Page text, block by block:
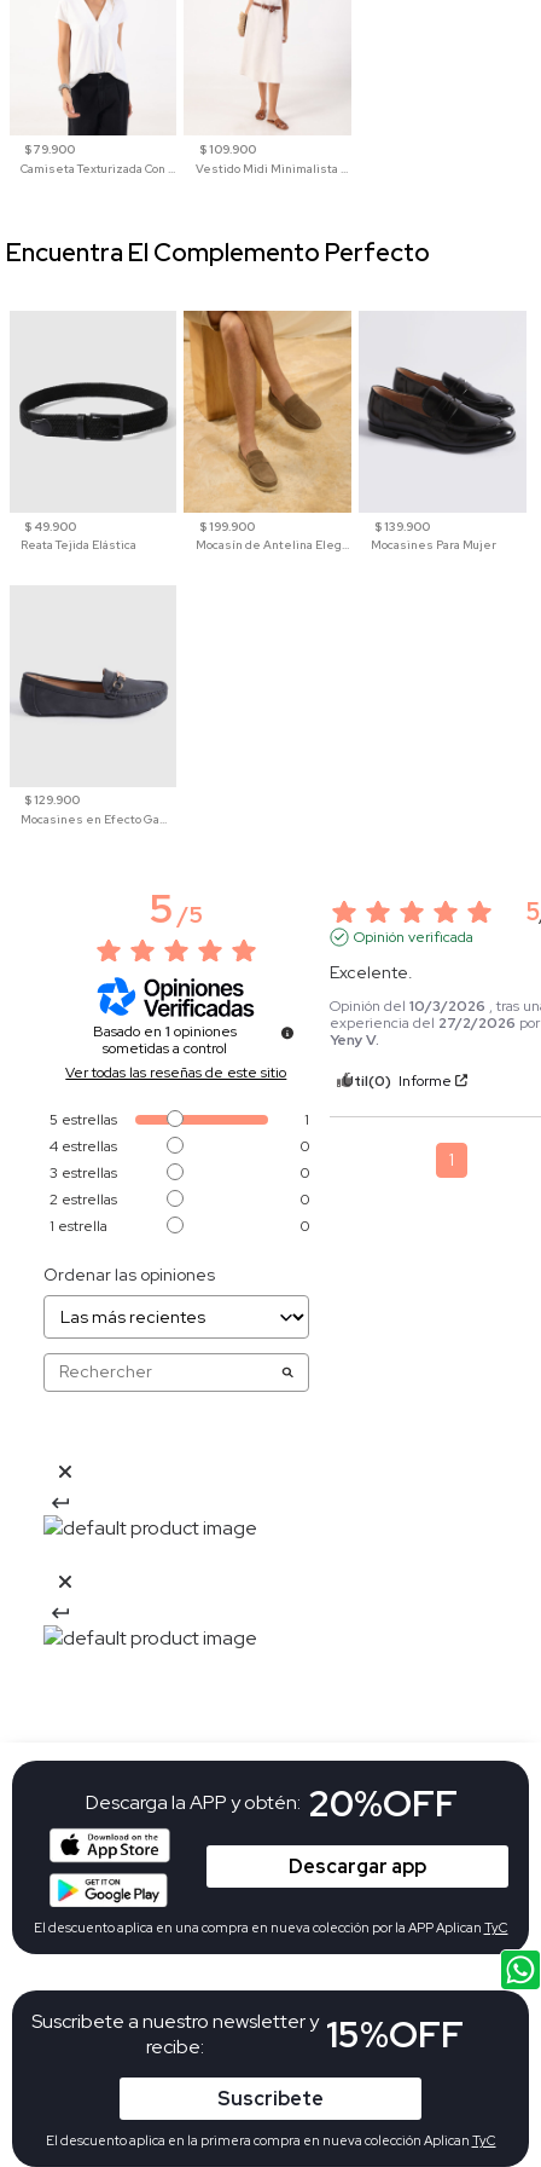
$ 79.900
Camiseta Texturizada Con Cuello En V Para Mujer
$ 109.900
Vestido Midi Minimalista De Silueta Amplia
$ 49.900
Reata Tejida Elástica
$ 199.900
Mocasín de Antelina Elegante con Suela de Contraste Para Hombre
$ 139.900
Mocasines Para Mujer
$ 129.900
Mocasines en Efecto Gamuzado Para Mujer
Encuentra El Complemento Perfecto
5/5
Basado en1 opiniones
sometidas a control
Ver todas las reseñas de este sitio
5 estrellas
1
4 estrellas
0
3 estrellas
0
2 estrellas
0
1 estrella 0
Ordenar las opiniones
5
Opinión verificada
Excelente.
Opinión del10/3/2026 , tras
experiencia del 27/2/2026
Yeny V.
Útil(0) Informe
1
Suscribete a nuestro newsletter y
recibe:
15%OFF
Suscribete
El descuento aplica en la primera compra en nueva colección Aplican TyC
Descarga la APP y obtén: 20%OFF
Descargar app
El descuento aplica en una compra en nueva colección por la APP Aplican TyC